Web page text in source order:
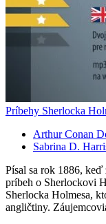
Príbehy Sherlocka
Arthur Conan
Sabrina D.
Písal sa rok 1886,
príbeh o Sherlockovi
Sherlocka Holmesa,
angličtiny.